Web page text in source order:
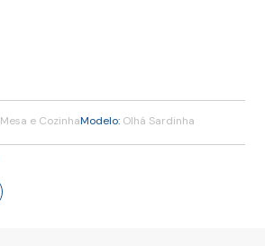
Mesa e CozinhaModelo: Olhá Sardinha